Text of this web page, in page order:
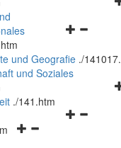
und
schließen
und Geografie ./
und Soziales
./141.htm
Navigationsmenü